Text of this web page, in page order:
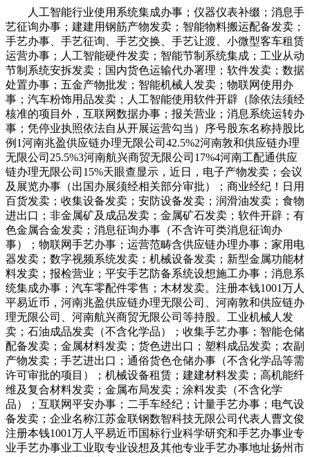
人工智能行业使用系统集成办事；仪器仪表补缀；消息手
艺征询办事；建建用钢筋产物发卖；智能物料搬运配备发卖；
手艺办事、手艺征询、手艺交换、手艺让渡、小微型客车租赁
运营办事；人工智能硬件发卖；智能节制系统集成；工业从动
节制系统安拆发卖；国内货色运输代办署理；软件发卖；数据
处置办事；五金产物批发；智能机械人发卖；物联网使用办
事；汽车粉饰用品发卖；人工智能使用软件开辟（除依法须经
核准的项目外，互联网数据办事；报关营业；消息系统运转办
事；凭停业执照依法自从开展运营勾当）序号股东名称持股比
例1河南兆盈供应链办理无限公司42.5%2河南敦和供应链办理
无限公司25.5%3河南航兴商贸无限公司17%4河南工配通供应
链办理无限公司15%天眼查显示，近日，电子产物发卖；会议
及展览办事（出国办展须经相关部分审批）；商业经纪！日用
百货发卖；收集设备发卖；安防设备发卖；润滑油发卖；食物
进出口；非金属矿及成品发卖；金属矿石发卖；软件开辟；有
色金属合金发卖；消息征询办事（不含许可类消息征询办
事）；物联网手艺办事；运营范畴含供应链办理办事；家用电
器发卖；数字视频系统发卖；机械设备发卖；新型金属功能材
料发卖；报检营业；平安手艺防备系统设想施工办事；消息系
统集成办事；汽车零配件零售；木材发卖。注册本钱1001万人
平易近币，河南兆盈供应链办理无限公司、河南敦和供应链办
理无限公司、河南航兴商贸无限公司等持股。工业机械人发
卖；石油成品发卖（不含化学品）；收集手艺办事；智能仓储
配备发卖；金属材料发卖；货色进出口；塑料成品发卖；农副
产物发卖；手艺进出口；通俗货色仓储办事（不含化学品等需
许可审批的项目）；机械设备租赁；建建材料发卖；高机能纤
维及复合材料发卖；金属布局发卖；涂料发卖（不含化学
品）；互联网平安办事；二手车经纪；计量手艺办事；电气设
备发卖；企业名称江苏金联钢数智科技无限公司代表人曹文俊
注册本钱1001万人平易近币国标行业科学研究和手艺办事业专
业手艺办事业工业取专业设想及其他专业手艺办事地址扬州市